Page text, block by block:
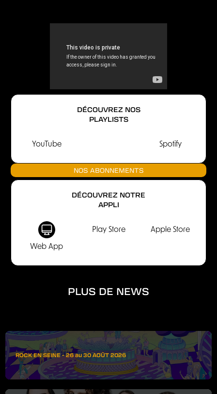
DÉCOUVREZ NOS
PLAYLISTS
YouTube Spotify
NOS ABONNEMENTS
DÉCOUVREZ NOTRE
APPLI
Web App
Play Store Apple Store
PLUS DE NEWS
ROCK EN SEINE - 26 au 30 AOÛT 2026